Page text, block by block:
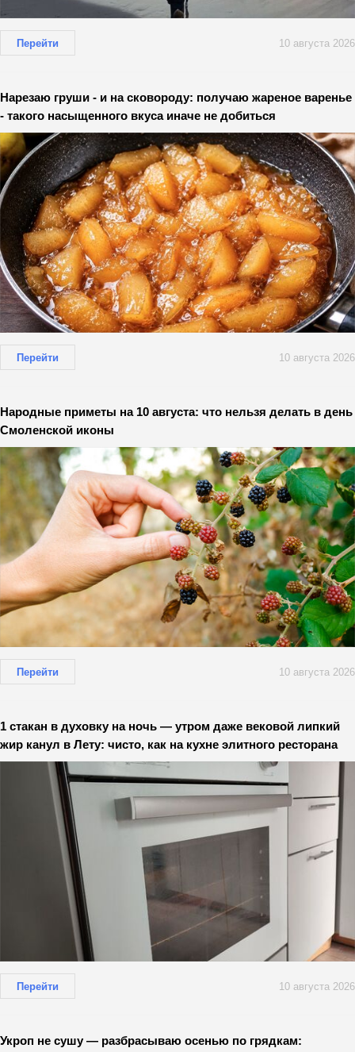
Перейти 10 августа 2026
Нарезаю груши - и на сковороду: получаю жареное варенье
- такого насыщенного вкуса иначе не добиться
Перейти 10 августа 2026
Народные приметы на 10 августа: что нельзя делать в день
Смоленской иконы
Перейти 10 августа 2026
1 стакан в духовку на ночь — утром даже вековой липкий
жир канул в Лету: чисто, как на кухне элитного ресторана
Перейти 10 августа 2026
Укроп не сушу — разбрасываю осенью по грядкам: